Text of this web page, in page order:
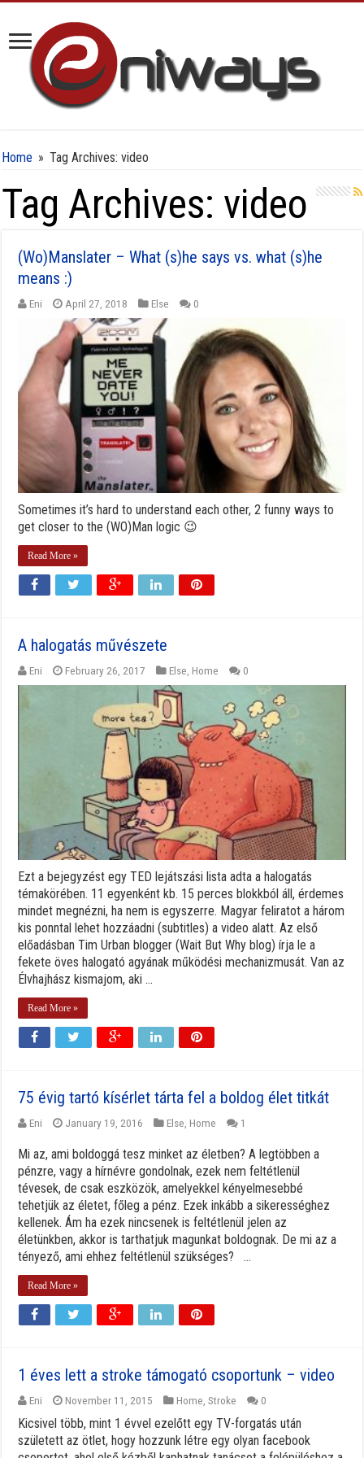
Home » Tag Archives: video
Tag Archives: video
(Wo)Manslater – What (s)he says vs. what (s)he
means :)
Eni April 27, 2018 Else 0
Sometimes it’s hard to understand each other, 2 funny ways to
get closer to the (WO)Man logic 😉
Read More »
A halogatás művészete
Eni February 26, 2017 Else Home 0
Ezt a bejegyzést egy TED lejátszási lista adta a halogatás
témakörében. 11 egyenként kb. 15 perces blokkból áll, érdemes
mindet megnézni, ha nem is egyszerre. Magyar feliratot a három
kis ponntal lehet hozzáadni (subtitles) a video alatt. Az első
előadásban Tim Urban blogger (Wait But Why blog) írja le a
fekete öves halogató agyának működési mechanizmusát. Van az
Élvhajhász kismajom, aki ...
Read More »
75 évig tartó kísérlet tárta fel a boldog élet titkát
Eni January 19, 2016 Else Home 1
Mi az, ami boldoggá tesz minket az életben? A legtöbben a
pénzre, vagy a hírnévre gondolnak, ezek nem feltétlenül
tévesek, de csak eszközök, amelyekkel kényelmesebbé
tehetjük az életet, főleg a pénz. Ezek inkább a sikerességhez
kellenek. Ám ha ezek nincsenek is feltétlenül jelen az
életünkben, akkor is tarthatjuk magunkat boldognak. De mi az a
tényező, ami ehhez feltétlenül szükséges? ...
Read More »
1 éves lett a stroke támogató csoportunk – video
Eni November 11, 2015 Home ,Stroke 0
Kicsivel több, mint 1 évvel ezelőtt egy TV-forgatás után
született az ötlet, hogy hozzunk létre egy olyan facebook